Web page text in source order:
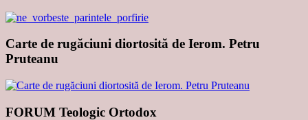
Carte de rugăciuni diortosită de Ierom. Petru
Pruteanu
FORUM Teologic Ortodox